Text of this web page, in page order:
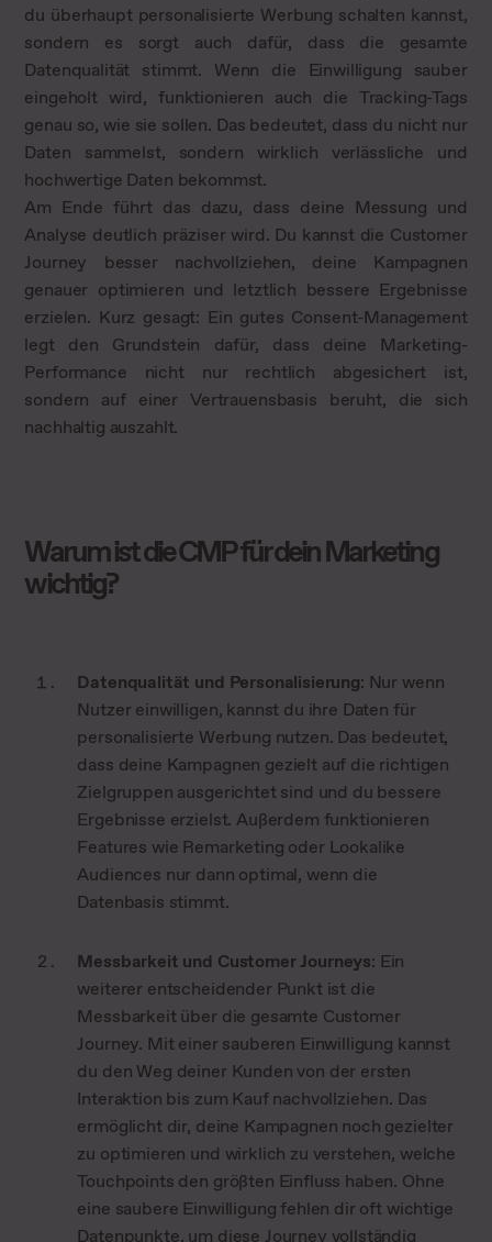
du überhaupt personalisierte Werbung schalten kannst,
sondern es sorgt auch dafür, dass die gesamte
Datenqualität stimmt. Wenn die Einwilligung sauber
eingeholt wird, funktionieren auch die Tracking-Tags
genau so, wie sie sollen. Das bedeutet, dass du nicht nur
Daten sammelst, sondern wirklich verlässliche und
hochwertige Daten bekommst.
Am Ende führt das dazu, dass deine Messung und
Analyse deutlich präziser wird. Du kannst die Customer
Journey besser nachvollziehen, deine Kampagnen
genauer optimieren und letztlich bessere Ergebnisse
erzielen. Kurz gesagt: Ein gutes Consent-Management
legt den Grundstein dafür, dass deine Marketing-
Performance nicht nur rechtlich abgesichert ist,
sondern auf einer Vertrauensbasis beruht, die sich
nachhaltig auszahlt.
Warum ist die CMP für dein Marketing
wichtig?
Datenqualität und Personalisierung: Nur wenn
Nutzer einwilligen, kannst du ihre Daten für
personalisierte Werbung nutzen. Das bedeutet,
dass deine Kampagnen gezielt auf die richtigen
Zielgruppen ausgerichtet sind und du bessere
Ergebnisse erzielst. Außerdem funktionieren
Features wie Remarketing oder Lookalike
Audiences nur dann optimal, wenn die
Datenbasis stimmt.
Messbarkeit und Customer Journeys: Ein
weiterer entscheidender Punkt ist die
Messbarkeit über die gesamte Customer
Journey. Mit einer sauberen Einwilligung kannst
du den Weg deiner Kunden von der ersten
Interaktion bis zum Kauf nachvollziehen. Das
ermöglicht dir, deine Kampagnen noch gezielter
zu optimieren und wirklich zu verstehen, welche
Touchpoints den größten Einfluss haben. Ohne
eine saubere Einwilligung fehlen dir oft wichtige
Datenpunkte, um diese Journey vollständig